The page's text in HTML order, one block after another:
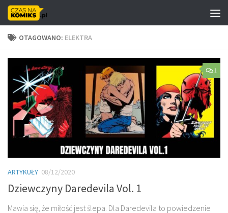
Skip to content
OTAGOWANO: ELEKTRA
1
ARTYKUŁY 08/12/2020
Dziewczyny Daredevila Vol. 1
Mawia się, że miłość jest ślepa. Dla Daredevila to powiedzenie